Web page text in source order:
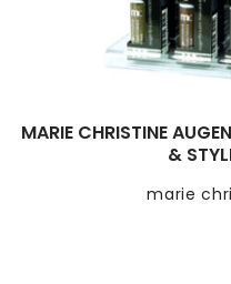
marie
MARIE CHRISTINE
&